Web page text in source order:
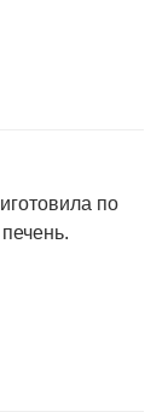
по